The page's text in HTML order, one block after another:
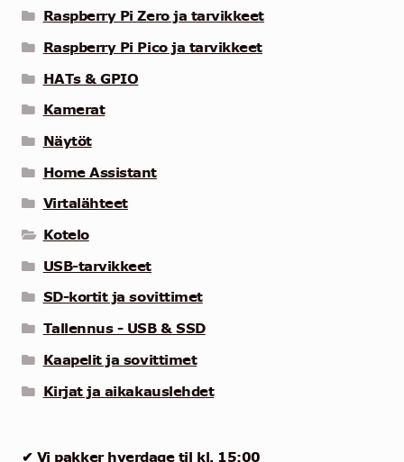
Raspberry Pi Zero ja tarvikkeet
Raspberry Pi Pico ja tarvikkeet
HATs & GPIO
Kamerat
Näytöt
Home Assistant
Virtalähteet
Kotelo
USB-tarvikkeet
SD-kortit ja sovittimet
Tallennus - USB & SSD
Kaapelit ja sovittimet
Kirjat ja aikakauslehdet
✔ Vi pakker hverdage til kl. 15:00